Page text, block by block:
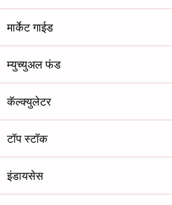
मार्केट गाईड
म्युच्युअल फंड
कॅल्क्युलेटर
टॉप स्टॉक
इंडायसेस